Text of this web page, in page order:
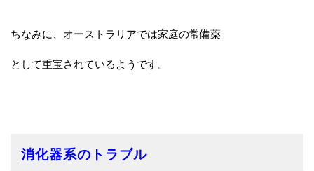
ちなみに、オーストラリアでは家庭の常備薬
として重宝されているようです。
消化器系のトラブル